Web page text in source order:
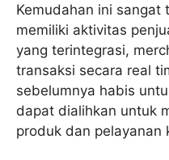
Kemudahan ini sangat
memiliki aktivitas
yang terintegrasi,
transaksi secara real
sebelumnya habis
dapat dialihkan untuk
produk dan pelayanan